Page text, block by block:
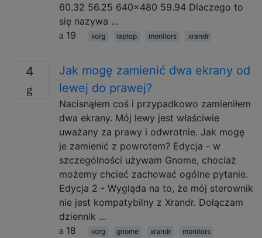
60.32 56.25 640x480 59.94 Dlaczego to
się nazywa …
19
xorg laptop monitors xrandr
4
Jak mogę zamienić dwa ekrany od
lewej do prawej?
Nacisnąłem coś i przypadkowo zamieniłem
dwa ekrany. Mój lewy jest właściwie
uważany za prawy i odwrotnie. Jak mogę
je zamienić z powrotem? Edycja - w
szczególności używam Gnome, chociaż
możemy chcieć zachować ogólne pytanie.
Edycja 2 - Wygląda na to, że mój sterownik
nie jest kompatybilny z Xrandr. Dołączam
dziennik …
18
xorg gnome xrandr
monitors